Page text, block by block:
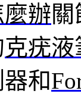
辦
克疣液
和